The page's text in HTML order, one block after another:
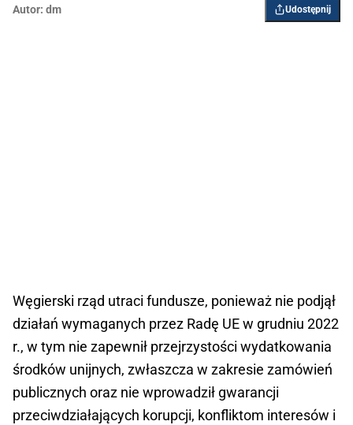
Autor: dm Udostępnij
Węgierski rząd utraci fundusze, ponieważ nie podjął
działań wymaganych przez Radę UE w grudniu 2022
r., w tym nie zapewnił przejrzystości wydatkowania
środków unijnych, zwłaszcza w zakresie zamówień
publicznych oraz nie wprowadził gwarancji
przeciwdziałających korupcji, konfliktom interesów i